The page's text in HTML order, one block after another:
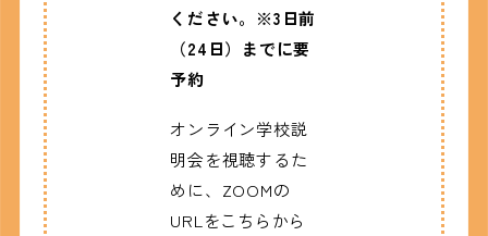
ください。※3日前
（24日）までに要
予約
オンライン学校説
明会を視聴するた
めに、ZOOMの
URLをこちらから